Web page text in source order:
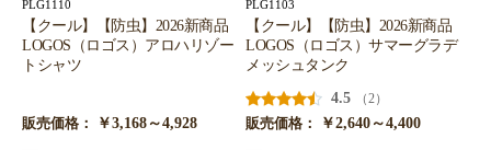
PLG1110
【クール】【防虫】2026新商品
LOGOS（ロゴス）アロハリゾー
トシャツ
販売価格： ￥3,168～4,928
PLG1103
【クール】【防虫】2026新商品
LOGOS（ロゴス）サマーグラデ
メッシュタンク
4.5
（2）
販売価格：
￥2,640～4,400